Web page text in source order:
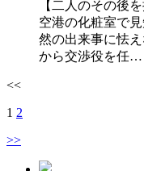
【二人のその後
空港の化粧室で
然の出来事に怯
から交渉役を任…
<<
1 2
>>